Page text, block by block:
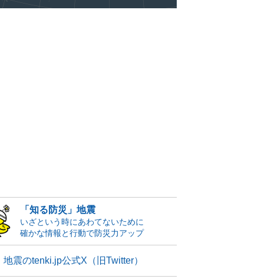
「知る防災」地震
いざという時にあわてないために
確かな情報と行動で防災力アップ
地震のtenki.jp公式X（旧Twitter）